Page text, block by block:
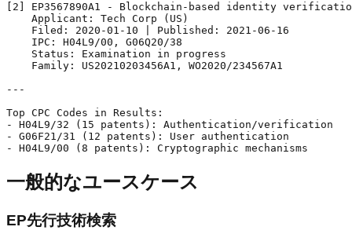
[2] EP3567890A1 - Blockchain-based identity
    Applicant: Tech Corp (US)
    Filed: 2020-01-10 | Published: 2021-06-16
    IPC: H04L9/00, G06Q20/38
    Status: Examination in progress
    Family: US20210203456A1, WO2020/234567A1
---
Top CPC Codes in Results:
- H04L9/32 (15 patents): Authentication/verification
- G06F21/31 (12 patents): User authentication
一般的なユースケース
EP先行技術検索